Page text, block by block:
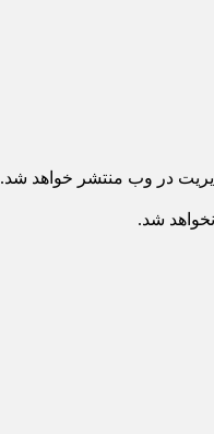
در وب منتشر خواهد شد.
شد.